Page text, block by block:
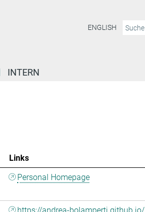
ENGLISH
INTERN
Links
Personal Homepage